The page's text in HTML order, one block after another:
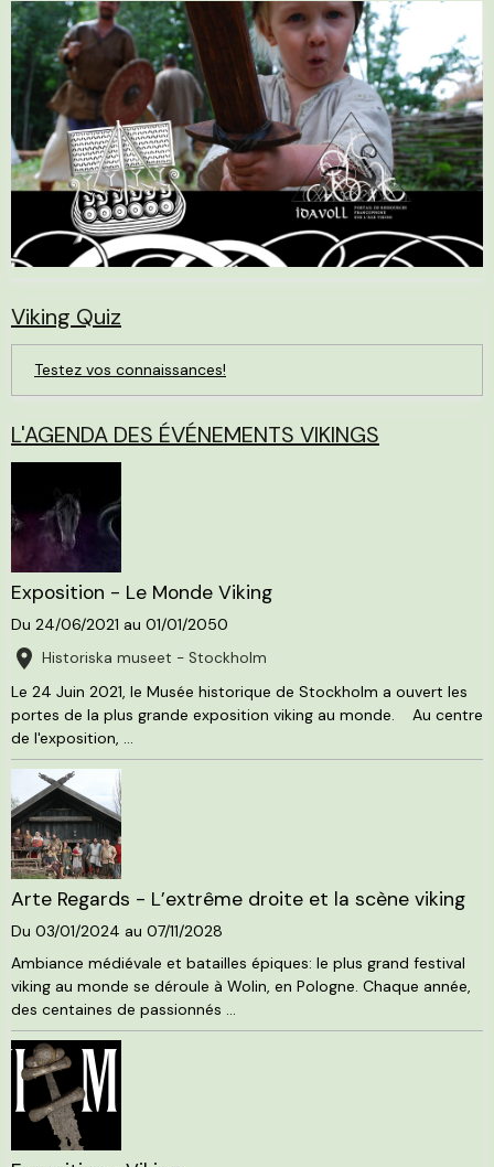
Viking Quiz
Testez vos connaissances!
L'AGENDA DES ÉVÉNEMENTS VIKINGS
Exposition - Le Monde Viking
Du 24/06/2021 au 01/01/2050
Historiska museet - Stockholm
Le 24 Juin 2021, le Musée historique de Stockholm a ouvert les
portes de la plus grande exposition viking au monde. Au centre
de l'exposition, ...
Arte Regards - L’extrême droite et la scène viking
Du 03/01/2024 au 07/11/2028
Ambiance médiévale et batailles épiques: le plus grand festival
viking au monde se déroule à Wolin, en Pologne. Chaque année,
des centaines de passionnés ...